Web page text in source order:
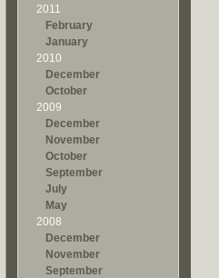
2011
February
January
2010
December
October
2009
December
November
October
September
July
May
2008
December
November
September